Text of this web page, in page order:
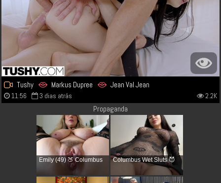
Tushy Markus Dupree Jean Val Jean
11:56 3 dias atrás 2.2K
Propaganda
Emily (49) 🍑 Columbus Columbus Wet Sluts 😈